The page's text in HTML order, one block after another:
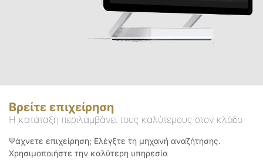
Βρείτε επιχείρηση
Η κατάταξη περιλαμβάνει τους καλύτερους στον κλάδο
Ψάχνετε επιχείρηση; Ελέγξτε τη μηχανή αναζήτησης.
Χρησιμοποιήστε την καλύτερη υπηρεσία